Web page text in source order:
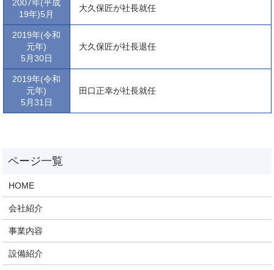
2007年(平成
19年)5月
大久保匠が社長就任
2019年(令和
元年)
5月30日
大久保匠が社長退任
2019年(令和
元年)
5月31日
田口正幸が社長就任
HOME
会社紹介
事業内容
設備紹介